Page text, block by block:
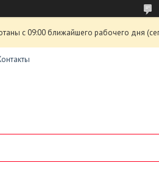
с 09:00 ближайшего рабочего дня